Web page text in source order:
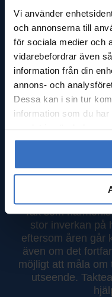
Vi använder
och annonserna till
för sociala medier och
vidarebefordrar även
information från din
annons- och
Dessa kan i sin tur
information som du
Takmålning i
Tak som
stor inverkan på
eftersom åren går
även om det
möjligt att måla
utseende.